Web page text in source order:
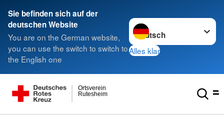
Sie befinden sich auf der
deutschen Website
You are on the German website,
you can use the switch to switch to
the English one
Sprache wechseln zu
Alles klar
Rutesheim
Ortsverein